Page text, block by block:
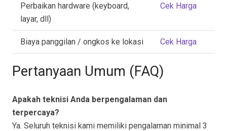
Perbaikan hardware (keyboard,
layar, dll)
Cek Harga
Biaya panggilan / ongkos ke lokasi Cek Harga
Pertanyaan Umum (FAQ)
Apakah teknisi Anda berpengalaman dan
terpercaya?
Ya. Seluruh teknisi kami memiliki pengalaman minimal 3